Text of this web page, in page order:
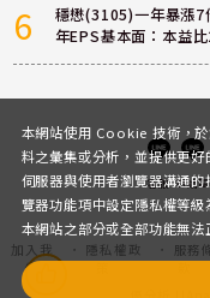
6
穩懋(3105)一年暴漲7
年EPS基本面：本益
客服 討論區
加入我
們
隱私權政
服務
本網站使用 Cookie 技術，
料之彙集或分析，並提供更
伺服器與使用者瀏覽器溝通
覽器功能項中設定隱私權等
本網站之部分或全部功能無法